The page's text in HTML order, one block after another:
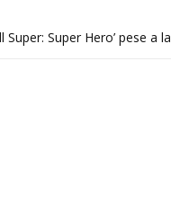
Super Hero’ pese a la